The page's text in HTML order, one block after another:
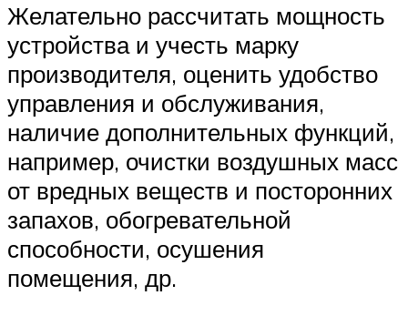
Желательно рассчитать мощность
устройства и учесть марку
производителя, оценить удобство
управления и обслуживания,
наличие дополнительных функций,
например, очистки воздушных масс
от вредных веществ и посторонних
запахов, обогревательной
способности, осушения
помещения, др.